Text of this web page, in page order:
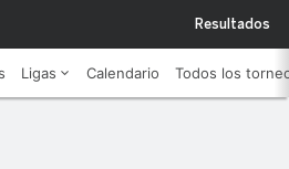
Resultados
Ligas Calendario Todos los